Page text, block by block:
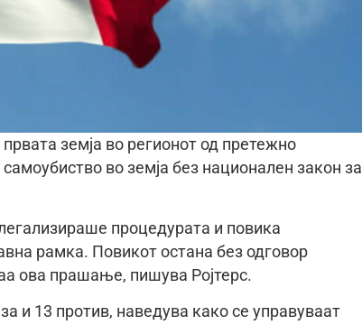
земја во регионот од претежно
во земја без национален закон за
процедурата и повика
рамка. Повикот остана без одговор
ова прашање, пишува Ројтерс.
и 13 против, наведува како се управуваат